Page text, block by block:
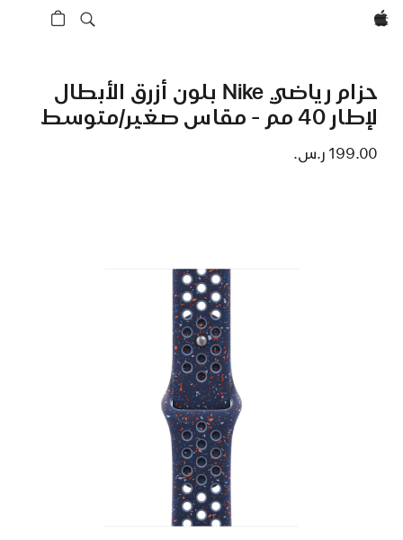
Apple‏
حزام رياضي Nike بلون أزرق الأبطال
لإطار 40 مم - مقاس صغير/متوسط
199.00 ر.س.‏